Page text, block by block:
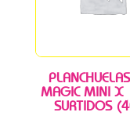
MAGIC MINI X
SURTIDOS